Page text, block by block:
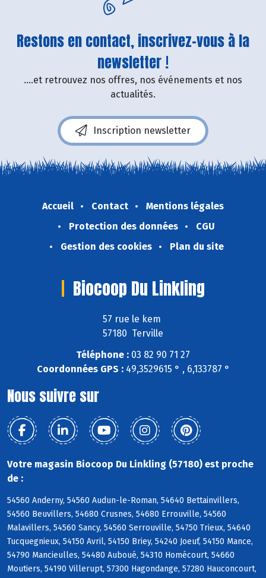
Restons en contact, inscrivez-vous à la
newsletter !
....et retrouvez nos offres, nos événements et nos
actualités.
Inscription newsletter
Accueil Contact
Mentions légales
Protection des données
CGU
Gestion des cookies
Plan du site
Biocoop Du Linkling
57 rue le kem
57180 Terville
Téléphone : 03 82 90 71 27
Coordonnées GPS :49,3529615 ° , 6,133787 °
Nous suivre sur
Votre magasin Biocoop Du Linkling (57180) est proche
de :
54560 Anderny, 54560 Audun-le-Roman, 54640 Bettainvillers,
54560 Beuvillers, 54680 Crusnes, 54680 Errouville, 54560
Malavillers, 54560 Sancy, 54560 Serrouville, 54750 Trieux, 54640
Tucquegnieux, 54150 Avril, 54150 Briey, 54240 Joeuf, 54150 Mance,
54790 Mancieulles, 54480 Auboué, 54310 Homécourt, 54660
Moutiers, 54190 Villerupt, 57300 Hagondange, 57280 Hauconcourt,